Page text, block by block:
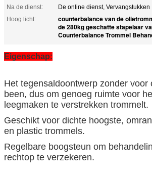
Na de dienst:
De online dienst, Vervangstukken
Hoog licht:
counterbalance van de
de 280kg geschatte stapelaar
Counterbalance Trommel
Eigenschap:
Het tegensaldoontwerp zonder voor
been, dus om genoeg ruimte voor
leegmaken te verstrekken trommelt.
Geschikt voor dichte hoogste,
en plastic trommels.
Regelbare boogsteun om
rechtop te verzekeren.